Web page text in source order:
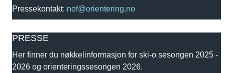
Pressekontakt: nof@orientering.no
PRESSE
Her finner du nøkkelinformasjon for ski-o sesongen 2025 -
2026 og orienteringssesongen 2026.